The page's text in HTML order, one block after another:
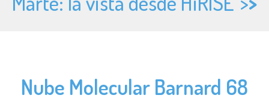
Nube Molecular Barnard 68